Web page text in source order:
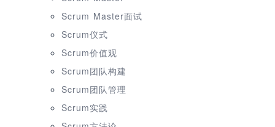
Scrum Master面试
Scrum仪式
Scrum价值观
Scrum团队构建
Scrum团队管理
Scrum实践